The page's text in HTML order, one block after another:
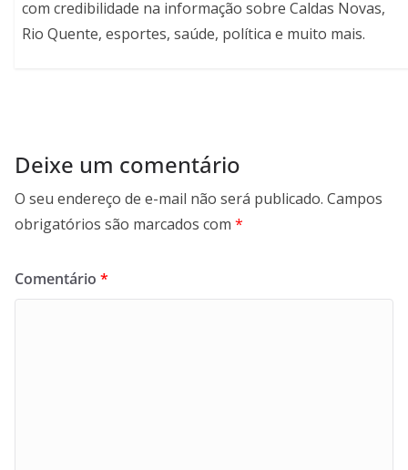
com credibilidade na informação sobre Caldas Novas,
Rio Quente, esportes, saúde, política e muito mais.
Deixe um comentário
O seu endereço de e-mail não será publicado. Campos
obrigatórios são marcados com *
Comentário *